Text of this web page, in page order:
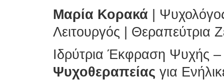
Μαρία Κορακά |
Λειτουργός | Θεραπεύτρια
Ιδρύτρια Έκφραση Ψυχής
Ψυχοθεραπείας για